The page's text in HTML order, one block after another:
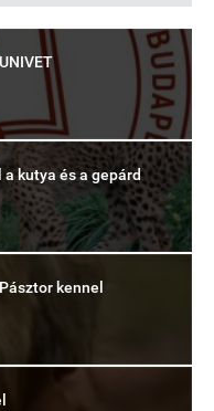
kutya és a gepárd
kennel